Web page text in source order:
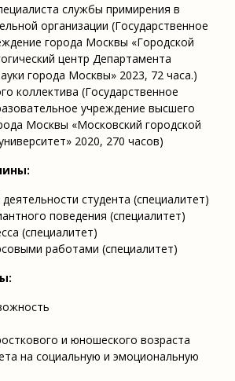
службы примирения в
организации (Государственное
города Москвы «Городской
центр Департамента
города Москвы» 2023, 72 часа.)
коллектива (Государственное
учреждение высшего
Москвы «Московский городской
2020, 270 часов)
студента (специалитет)
поведения (специалитет)
(специалитет)
работами (специалитет)
и юношеского возраста
на социальную и эмоциональную